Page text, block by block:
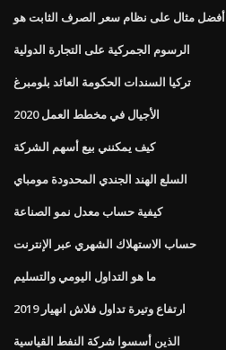
أفضل مثال على نظام سعر الصرف الثابت هو
الرسوم الجمركية على التجارة الدولية
تركيا السندات الحكومة العائد بلومبرغ
الأجيال في مخطط العمل 2020
كيف يمكنني بيع أسهم الشركة
السلع الهند الجندي المحدودة مومباي
كيفية حساب معدل نمو الصناعة
حساب الاستهلاك الشهري عبر الإنترنت
ما هو التداول اليومي والتسليم
ارتفاع وتيرة تداول فلاش انهيار 2019
الذين أسسوا شركة النفط القياسية